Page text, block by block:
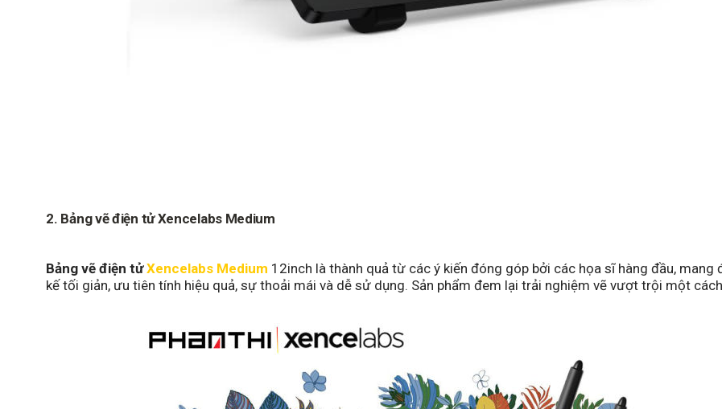
2. Bảng vẽ điện tử Xencelabs Medium
Bảng vẽ điện tửXencelabs Medium 12inch là thành quả từ các ý kiến đóng góp bởi các họa sĩ hàng đầu, mang
kế tối giản, ưu tiên tính hiệu quả, sự thoải mái và dễ sử dụng. Sản phẩm đem lại trải nghiệm vẽ vượt trội một